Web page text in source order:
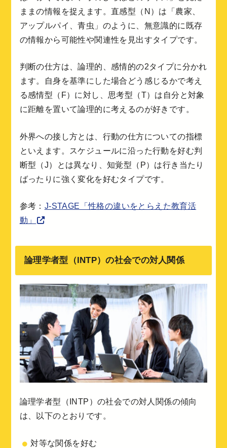
ままの情報を捉えます。直感型（N）は「農家、
アップルパイ、青虫」のように、無意識的に既存
の情報から可能性や関連性を見出すタイプです。
判断の仕方は、論理的、感情的の2タイプに分かれ
ます。自身を基準にした場合どう感じるかで考え
る感情型（F）に対し、思考型（T）は自分と対象
に距離を置いて論理的に考えるのが好きです。
外界への接し方とは、行動の仕方についての指標
といえます。スケジュールに沿った行動を好む判
断型（J）とは異なり、知覚型（P）は行き当たり
ばったりに強く変化を好むタイプです。
参考： J-STAGE「性格の違いをとらえた教育活
動」
論理学者型（INTP）の社会での対人関係
論理学者型（INTP）の社会での対人関係の傾向
は、以下のとおりです。
対等な関係を好む